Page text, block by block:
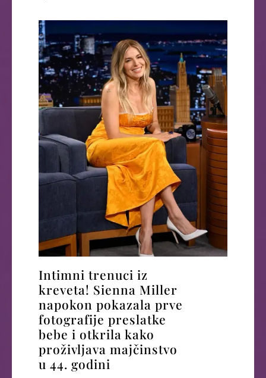
Intimni trenuci iz
kreveta! Sienna Miller
napokon pokazala prve
fotografije preslatke
bebe i otkrila kako
proživljava majčinstvo
u 44. godini